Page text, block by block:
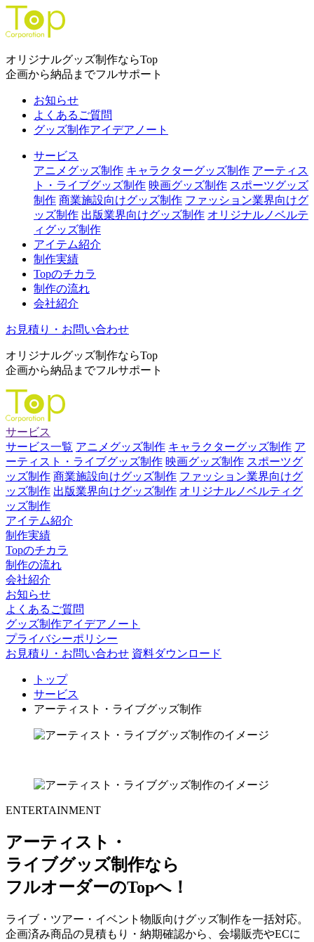
オリジナルグッズ制作ならTop
企画から納品までフルサポート
お知らせ
よくあるご質問
グッズ制作アイデアノート
サービス
アニメグッズ制作 キャラクターグッズ制作 アーティス
ト・ライブグッズ制作 映画グッズ制作 スポーツグッズ
制作 商業施設向けグッズ制作 ファッション業界向けグ
ッズ制作 出版業界向けグッズ制作 オリジナルノベルテ
ィグッズ制作
アイテム紹介
制作実績
Topのチカラ
制作の流れ
会社紹介
お見積り・お問い合わせ
オリジナルグッズ制作ならTop
企画から納品までフルサポート
サービス
サービス一覧 アニメグッズ制作 キャラクターグッズ制作 ア
ーティスト・ライブグッズ制作 映画グッズ制作 スポーツグ
ッズ制作 商業施設向けグッズ制作 ファッション業界向けグ
ッズ制作 出版業界向けグッズ制作 オリジナルノベルティグ
ッズ制作
アイテム紹介
制作実績
Topのチカラ
制作の流れ
会社紹介
お知らせ
よくあるご質問
グッズ制作アイデアノート
プライバシーポリシー
お見積り・お問い合わせ 資料ダウンロード
トップ
サービス
アーティスト・ライブグッズ制作
ENTERTAINMENT
アーティスト・
ライブグッズ制作なら
フルオーダーのTopへ！
ライブ・ツアー・イベント物販向けグッズ制作を一括対応。
企画済み商品の見積もり・納期確認から、会場販売やECに